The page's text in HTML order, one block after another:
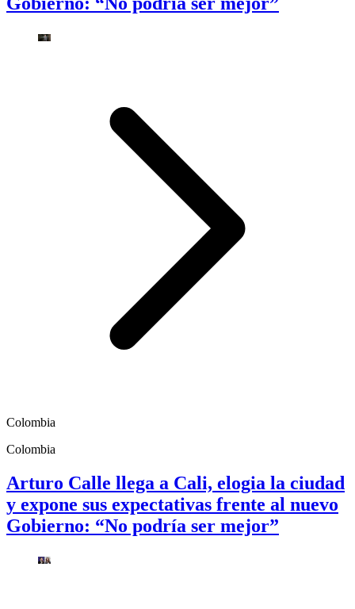
Colombia
Colombia
Arturo Calle llega a Cali, elogia la ciudad
y expone sus expectativas frente al nuevo
Gobierno: “No podría ser mejor”